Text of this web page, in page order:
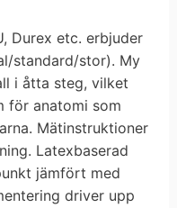
Durex etc. erbjuder
standard/stor). My
i åtta steg, vilket
för anatomi som
Mätinstruktioner
Latexbaserad
jämfört med
driver upp